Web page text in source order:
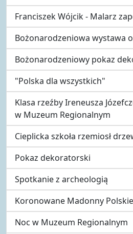
Franciszek Wójcik - Malarz
Bożonarodzeniowa wystawa
Bożonarodzeniowy pokaz
"Polska dla wszystkich"
Klasa rzeźby Ireneusza
w Muzeum Regionalnym
Cieplicka szkoła rzemiosł
Pokaz dekoratorski
Spotkanie z archeologią
Koronowane Madonny Polskie
Noc w Muzeum Regionalnym